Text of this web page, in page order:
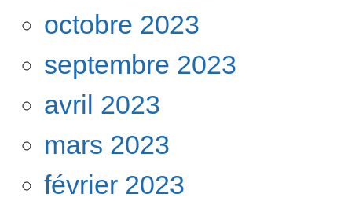
octobre 2023
septembre 2023
avril 2023
mars 2023
février 2023